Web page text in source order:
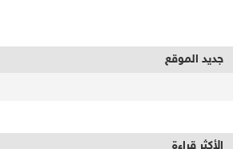
جديد الموقع